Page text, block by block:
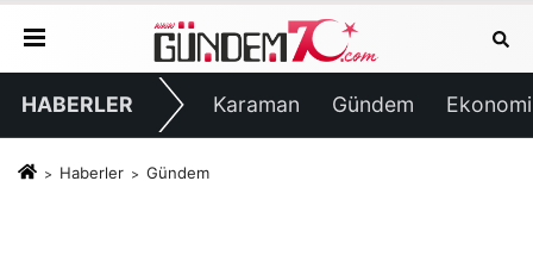
HABERLER Karaman Gündem Ekonomi
Haberler Gündem